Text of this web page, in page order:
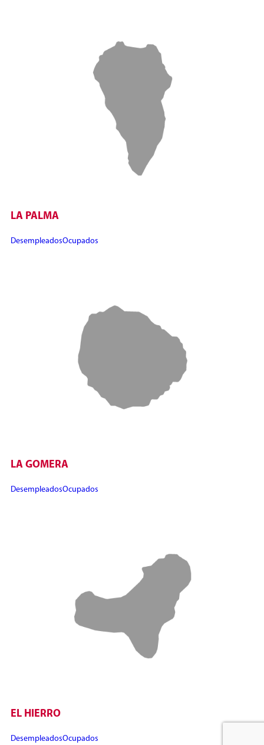
LA PALMA
DesempleadosOcupados
LA GOMERA
DesempleadosOcupados
EL HIERRO
DesempleadosOcupados